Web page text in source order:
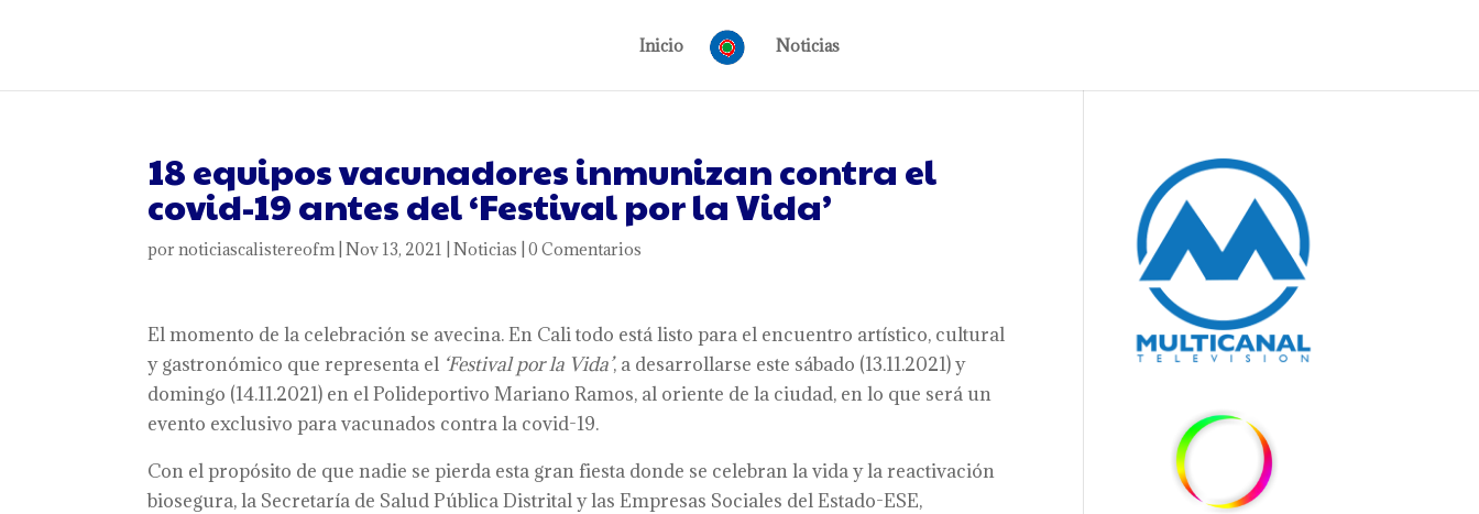
Inicio Noticias
18 equipos vacunadores inmunizan contra el
covid-19 antes del ‘Festival por la Vida’
pornoticiascalistereofm|Nov 13, 2021 |Noticias |0 Comentarios
El momento de la celebración se avecina. En Cali todo está listo para el encuentro artístico, cultural
y gastronómico que representa el ‘Festival por la Vida’, a desarrollarse este sábado (13.11.2021) y
domingo (14.11.2021) en el Polideportivo Mariano Ramos, al oriente de la ciudad, en lo que será un
evento exclusivo para vacunados contra la covid-19.
Con el propósito de que nadie se pierda esta gran fiesta donde se celebran la vida y la reactivación
biosegura, la Secretaría de Salud Pública Distrital y las Empresas Sociales del Estado-ESE,